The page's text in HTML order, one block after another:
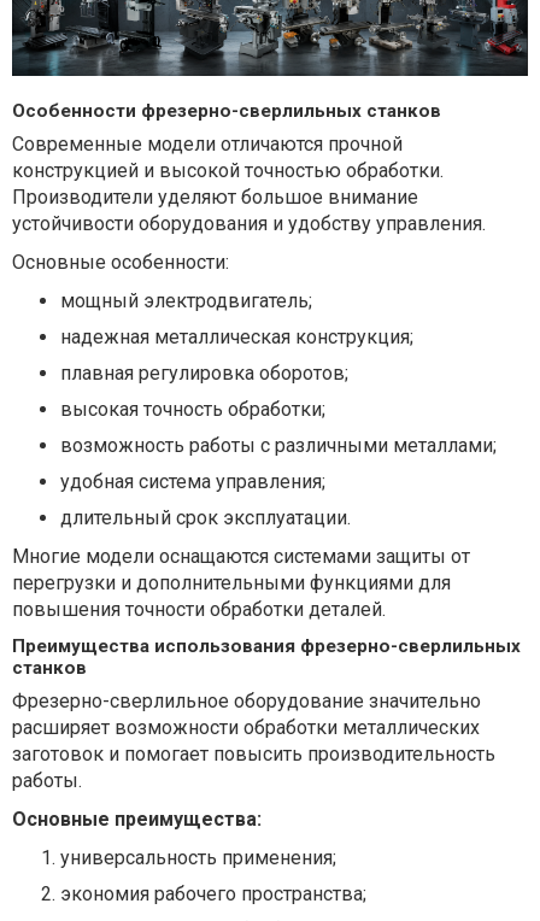
Особенности фрезерно-сверлильных станков
Современные модели отличаются прочной
конструкцией и высокой точностью обработки.
Производители уделяют большое внимание
устойчивости оборудования и удобству управления.
Основные особенности:
мощный электродвигатель;
надежная металлическая конструкция;
плавная регулировка оборотов;
высокая точность обработки;
возможность работы с различными металлами;
удобная система управления;
длительный срок эксплуатации.
Многие модели оснащаются системами защиты от
перегрузки и дополнительными функциями для
повышения точности обработки деталей.
Преимущества использования фрезерно-сверлильных
станков
Фрезерно-сверлильное оборудование значительно
расширяет возможности обработки металлических
заготовок и помогает повысить производительность
работы.
Основные преимущества:
универсальность применения;
экономия рабочего пространства;